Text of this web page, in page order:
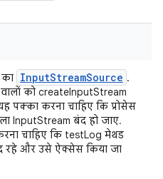
का InputStreamSource .
को createInputStream
पक्का करना चाहिए कि प्रोसेस
InputStream बंद हो जाए.
चाहिए कि testLog मेथड
रहे और उसे ऐक्सेस किया जा